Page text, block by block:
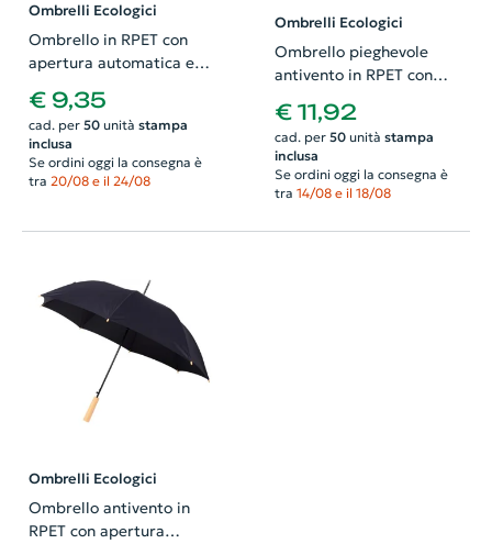
Ombrelli Ecologici
Ombrello in RPET con
apertura automatica e
mm
€ 9,35
cad. per 50unità stampa
inclusa
Se ordini oggi la consegna è
tra 20/08 e il 24/08
Ombrelli Ecologici
Ombrello pieghevole
antivento in RPET con
apertura automatica
ø980mm
€ 11,92
cad. per 50unità stampa
inclusa
Se ordini oggi la consegna è
tra 14/08 e il 18/08
Ombrelli Ecologici
Ombrello antivento in
RPET con apertura